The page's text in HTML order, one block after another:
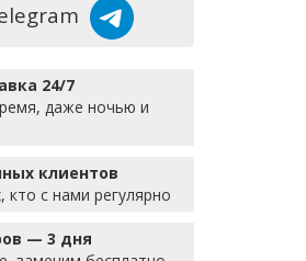
24/7
даже ночью и
клиентов
кто с нами регулярно
— 3 дня